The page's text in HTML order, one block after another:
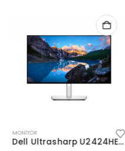
MONITÖR
Dell Ultrasharp U2424HE 23.8” 5m Type-C Pivot IPS